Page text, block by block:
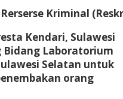
Kriminal
Kendari, Sulawesi
Bidang Laboratorium
Selatan untuk
orang